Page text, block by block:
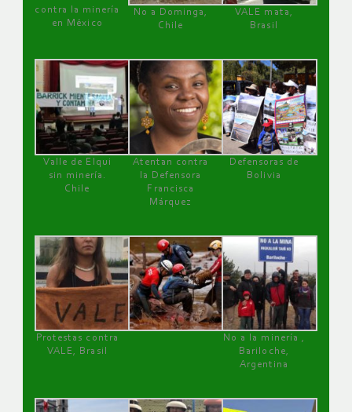
contra la minería
en México
No a Dominga,
Chile
VALE mata,
Brasil
Valle de Elqui
sin minería.
Chile
Atentan contra
la Defensora
Francisca
Márquez
Defensoras de
Bolivia
Protestas contra
VALE, Brasil
No a la minería ,
Bariloche,
Argentina